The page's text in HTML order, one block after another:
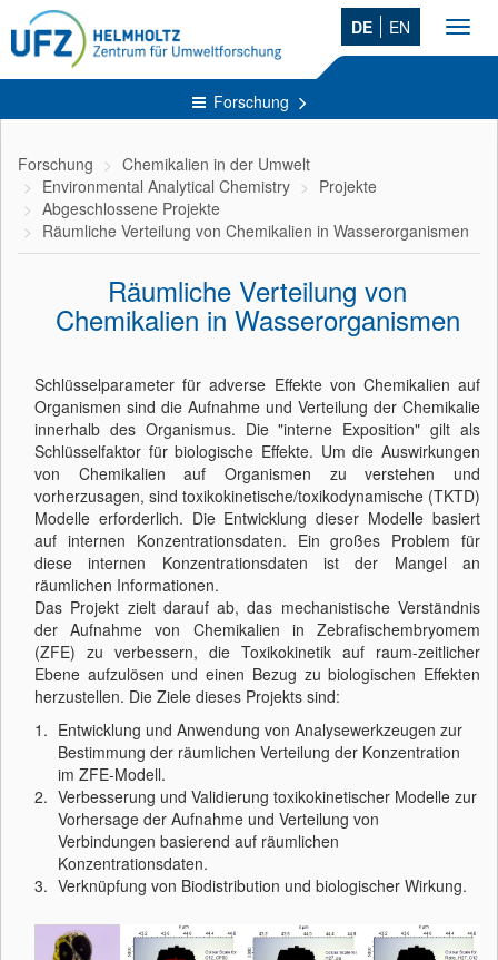
DE EN
Forschung
Forschung
Chemikalien in der Umwelt
Environmental Analytical Chemistry
Projekte
Abgeschlossene Projekte
Räumliche Verteilung von Chemikalien in Wasserorganismen
Räumliche Verteilung von
Chemikalien in Wasserorganismen
Schlüsselparameter für adverse Effekte von Chemikalien auf
Organismen sind die Aufnahme und Verteilung der Chemikalie
innerhalb des Organismus. Die "interne Exposition" gilt als
Schlüsselfaktor für biologische Effekte. Um die Auswirkungen
von Chemikalien auf Organismen zu verstehen und
vorherzusagen, sind toxikokinetische/toxikodynamische (TKTD)
Modelle erforderlich. Die Entwicklung dieser Modelle basiert
auf internen Konzentrationsdaten. Ein großes Problem für
diese internen Konzentrationsdaten ist der Mangel an
räumlichen Informationen.
Das Projekt zielt darauf ab, das mechanistische Verständnis
der Aufnahme von Chemikalien in Zebrafischembryomem
(ZFE) zu verbessern, die Toxikokinetik auf raum-zeitlicher
Ebene aufzulösen und einen Bezug zu biologischen Effekten
herzustellen. Die Ziele dieses Projekts sind:
Entwicklung und Anwendung von Analysewerkzeugen zur
Bestimmung der räumlichen Verteilung der Konzentration
im ZFE-Modell.
Verbesserung und Validierung toxikokinetischer Modelle zur
Vorhersage der Aufnahme und Verteilung von
Verbindungen basierend auf räumlichen
Konzentrationsdaten.
Verknüpfung von Biodistribution und biologischer Wirkung.